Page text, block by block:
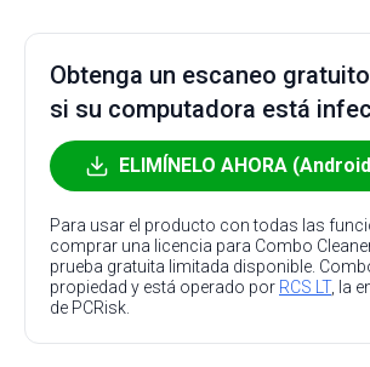
Obtenga un escaneo
si su computadora está
ELIMÍNELO AHORA
Para usar el producto con todas las
comprar una licencia para Combo
prueba gratuita limitada disponible.
propiedad y está operado por RCS LT, la
de PCRisk.